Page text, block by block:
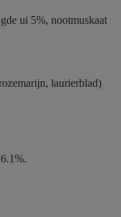
ui 5%, nootmuskaat
laurierblad)